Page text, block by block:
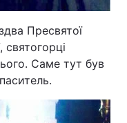
Пресвятої
святогорці
Саме тут був